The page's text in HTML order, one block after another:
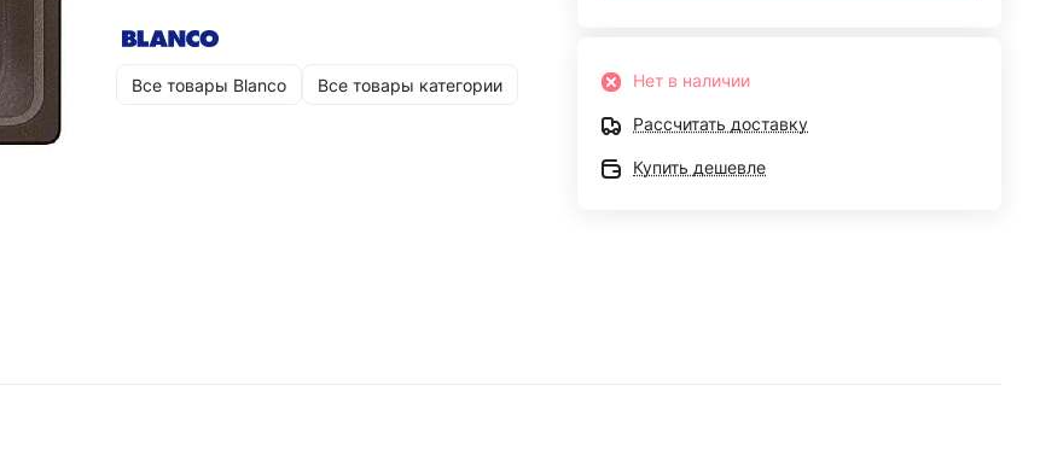
Все товары Blanco Все товары категории Нет в наличии
Рассчитать доставку
Купить дешевле